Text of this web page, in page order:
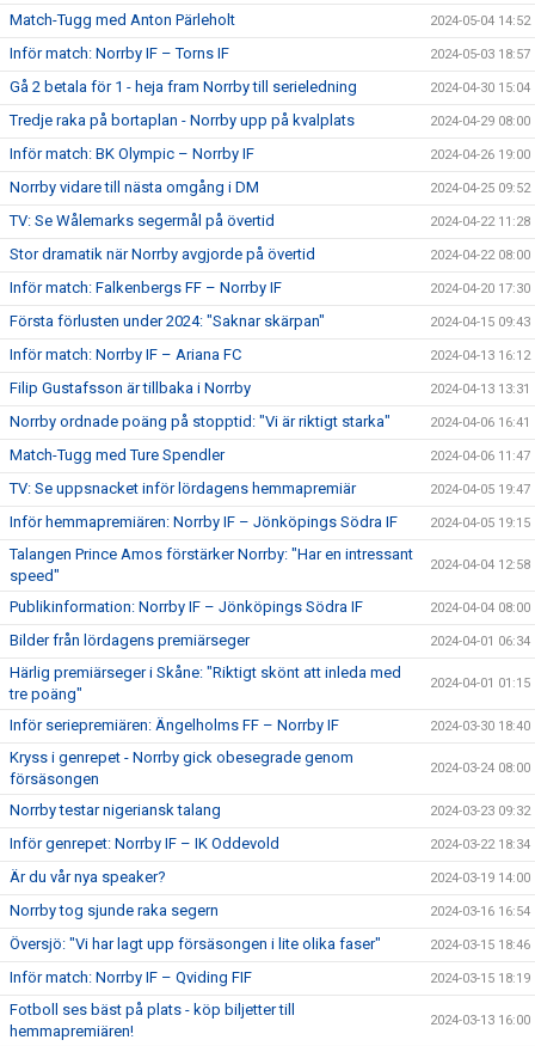
Match-Tugg med Anton Pärleholt 2024-05-04 14:52
Inför match: Norrby IF – Torns IF 2024-05-03 18:57
Gå 2 betala för 1 - heja fram Norrby till serieledning 2024-04-30 15:04
Tredje raka på bortaplan - Norrby upp på kvalplats 2024-04-29 08:00
Inför match: BK Olympic – Norrby IF 2024-04-26 19:00
Norrby vidare till nästa omgång i DM 2024-04-25 09:52
TV: Se Wålemarks segermål på övertid 2024-04-22 11:28
Stor dramatik när Norrby avgjorde på övertid 2024-04-22 08:00
Inför match: Falkenbergs FF – Norrby IF 2024-04-20 17:30
Första förlusten under 2024: "Saknar skärpan" 2024-04-15 09:43
Inför match: Norrby IF – Ariana FC 2024-04-13 16:12
Filip Gustafsson är tillbaka i Norrby 2024-04-13 13:31
Norrby ordnade poäng på stopptid: "Vi är riktigt starka" 2024-04-06 16:41
Match-Tugg med Ture Spendler 2024-04-06 11:47
TV: Se uppsnacket inför lördagens hemmapremiär 2024-04-05 19:47
Inför hemmapremiären: Norrby IF – Jönköpings Södra IF 2024-04-05 19:15
Talangen Prince Amos förstärker Norrby: "Har en intressant
speed"
2024-04-04 12:58
Publikinformation: Norrby IF – Jönköpings Södra IF 2024-04-04 08:00
Bilder från lördagens premiärseger 2024-04-01 06:34
Härlig premiärseger i Skåne: "Riktigt skönt att inleda med
tre poäng"
2024-04-01 01:15
Inför seriepremiären: Ängelholms FF – Norrby IF 2024-03-30 18:40
Kryss i genrepet - Norrby gick obesegrade genom
försäsongen
2024-03-24 08:00
Norrby testar nigeriansk talang 2024-03-23 09:32
Inför genrepet: Norrby IF – IK Oddevold 2024-03-22 18:34
Är du vår nya speaker? 2024-03-19 14:00
Norrby tog sjunde raka segern 2024-03-16 16:54
Översjö: "Vi har lagt upp försäsongen i lite olika faser" 2024-03-15 18:46
Inför match: Norrby IF – Qviding FIF 2024-03-15 18:19
Fotboll ses bäst på plats - köp biljetter till
hemmapremiären!
2024-03-13 16:00